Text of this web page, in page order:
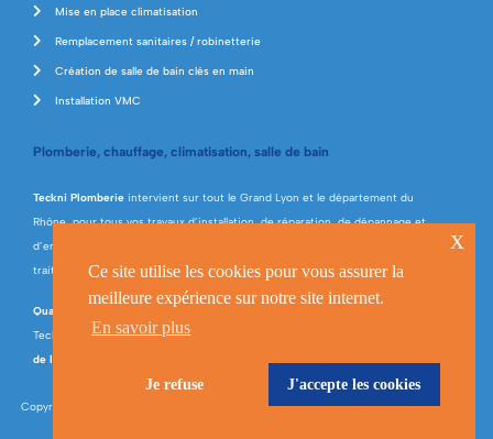
Plomberie, chauffage, climatisation, salle de bain
Teckni Plomberie intervient sur tout le Grand Lyon et le département du
Rhône, pour tous vos travaux d’installation, de réparation, de dépannage et
d’entretien en plomberie, chauffage, climatisation, énergies renouvelables et
traitement de l’eau.
Qualifiée RGE
(Professionnel du Gaz, Qualibat et Qualipac), la société
Teckni Plomberie réalise tous types de travaux liés à la
de l’habitat
Mise en place climatisation
Remplacement sanitaires / robinetterie
Création de salle de bain clés en main
Installation VMC
Copyright © Teckni Plomberie 2023 • Mentions légales• Réalisé parStudio Nineteen
Ce site utilise les cookies pour vous assurer la
meilleure expérience sur notre site internet.
En savoir plus
Je refuse J'accepte les cookies
x